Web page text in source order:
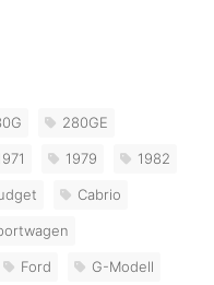
280GE
1979 1982
Cabrio
Ford G-Modell